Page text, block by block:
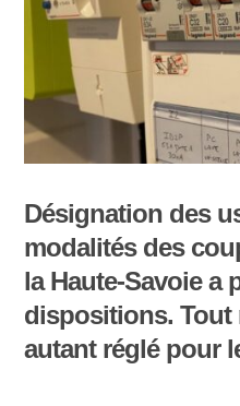
Désignation des
modalités des
la Haute-Savoie a
dispositions. Tout
autant réglé pour